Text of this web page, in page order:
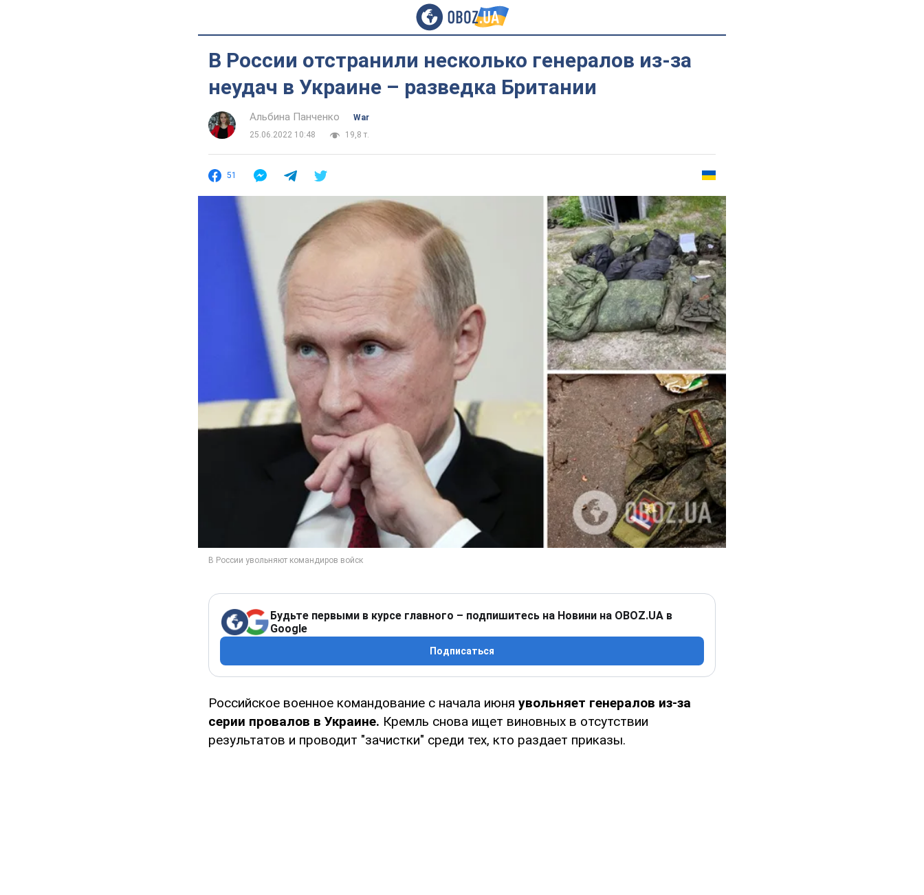
В России отстранили несколько генералов из-за
неудач в Украине – разведка Британии
Альбина Панченко
War
25.06.2022 10:48
19,8 т.
51
Будьте первыми в курсе главного – подпишитесь на Новини на OBOZ.UA в
Google
Подписаться
Российское военное командование с начала июня увольняет генералов из-за
серии провалов в Украине. Кремль снова ищет виновных в отсутствии
результатов и проводит "зачистки" среди тех, кто раздает приказы.